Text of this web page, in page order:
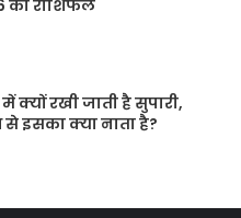
का राशिफल
क्यों रखी जाती है सुपारी,
इसका क्या नाता है?